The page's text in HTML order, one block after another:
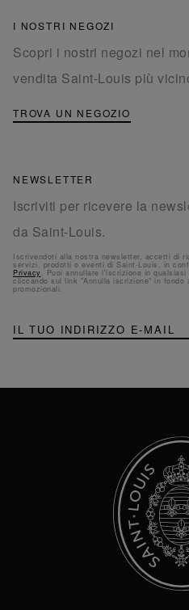
I NOSTRI NEGOZI
Scopri i nostri negozi nel
vendita Saint-Louis più
TROVA UN NEGOZIO
NEWSLETTER
Iscriviti per ricevere la
da Saint-Louis.
Iscrivendoti alla nostra newsletter, accetti di
servizi, prodotti o eventi di Saint-Louis, in
Privacy . Puoi annullare l'iscrizione in
cliccando sul link "Annulla iscrizione" in fondo
promozionali.
NEWSLETTER
Iscriviti
alla